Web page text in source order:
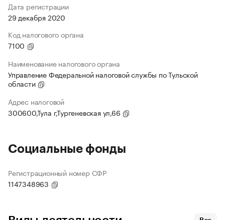
Дата регистрации
29 декабря 2020
Код налогового органа
7100
Наименование налогового органа
Управление Федеральной налоговой службы по Тульской
области
Адрес налоговой
300600,Тула г,Тургеневская ул,66
Социальные фонды
Регистрационный номер СФР
1147348963